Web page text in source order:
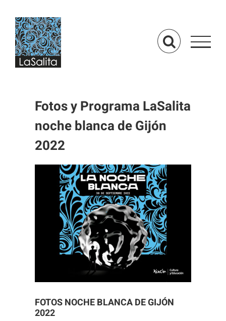
contenido
Fotos y Programa LaSalita
noche blanca de Gijón
2022
imagen
grande
FOTOS NOCHE BLANCA DE GIJÓN
2022
Necesarias
Estas